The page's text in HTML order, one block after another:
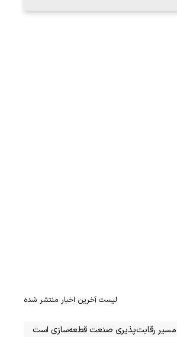
لیست آخرین اخبار منتشر شده
مسیر رقابت‌پذیری صنعت قطعه‌سازی است